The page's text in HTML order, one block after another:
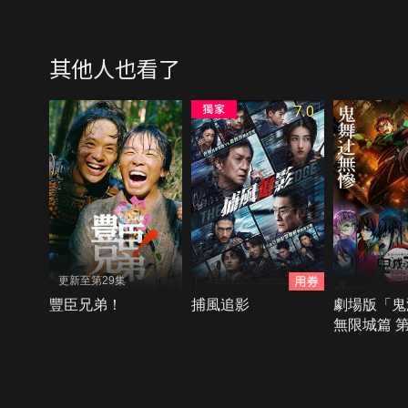
其他人也看了
更新至第29集
豐臣兄弟！
7.0
捕風追影
劇場版「
無限城篇